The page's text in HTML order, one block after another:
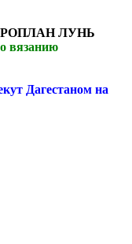
ЛУНЬ
вязанию
Дагестаном на